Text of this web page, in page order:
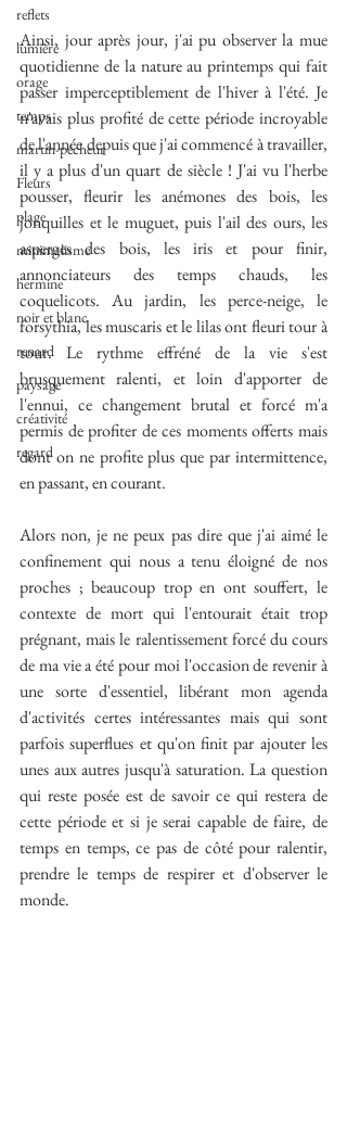
reflets
lumière
orage
temps
martin-pêcheur
Fleurs
plage
minimalisme
hermine
noir et blanc
renard
paysage
créativité
regard
Ainsi, jour après jour, j'ai pu observer la mue
quotidienne de la nature au printemps qui fait
passer imperceptiblement de l'hiver à l'été. Je
n'avais plus profité de cette période incroyable
de l'année depuis que j'ai commencé à travailler,
il y a plus d'un quart de siècle ! J'ai vu l'herbe
pousser, fleurir les anémones des bois, les
jonquilles et le muguet, puis l'ail des ours, les
asperges des bois, les iris et pour finir,
annonciateurs des temps chauds, les
coquelicots. Au jardin, les perce-neige, le
forsythia, les muscaris et le lilas ont fleuri tour à
tour. Le rythme effréné de la vie s'est
brusquement ralenti, et loin d'apporter de
l'ennui, ce changement brutal et forcé m'a
permis de profiter de ces moments offerts mais
dont on ne profite plus que par intermittence,
en passant, en courant.
Alors non, je ne peux pas dire que j'ai aimé le
confinement qui nous a tenu éloigné de nos
proches ; beaucoup trop en ont souffert, le
contexte de mort qui l'entourait était trop
prégnant, mais le ralentissement forcé du cours
de ma vie a été pour moi l'occasion de revenir à
une sorte d'essentiel, libérant mon agenda
d'activités certes intéressantes mais qui sont
parfois superflues et qu'on finit par ajouter les
unes aux autres jusqu'à saturation. La question
qui reste posée est de savoir ce qui restera de
cette période et si je serai capable de faire, de
temps en temps, ce pas de côté pour ralentir,
prendre le temps de respirer et d'observer le
monde.